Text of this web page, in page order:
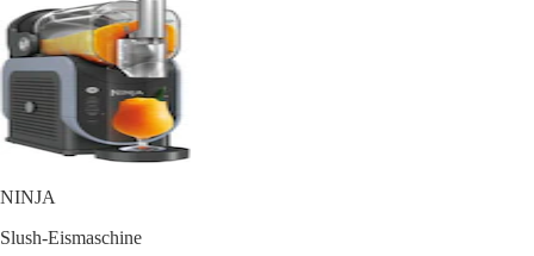
NINJA
Slush-Eismaschine